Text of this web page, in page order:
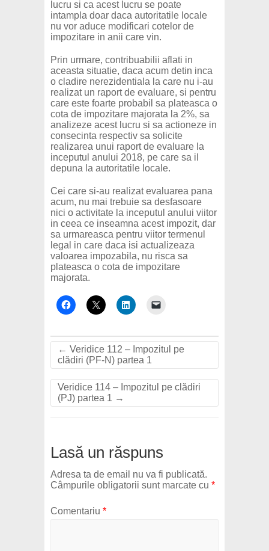
lucru si ca acest lucru se poate
intampla doar daca autoritatile locale
nu vor aduce modificari cotelor de
impozitare in anii care vin.
Prin urmare, contribuabilii aflati in
aceasta situatie, daca acum detin inca
o cladire nerezidentiala la care nu i-au
realizat un raport de evaluare, si pentru
care este foarte probabil sa plateasca o
cota de impozitare majorata la 2%, sa
analizeze acest lucru si sa actioneze in
consecinta respectiv sa solicite
realizarea unui raport de evaluare la
inceputul anului 2018, pe care sa il
depuna la autoritatile locale.
Cei care si-au realizat evaluarea pana
acum, nu mai trebuie sa desfasoare
nici o activitate la inceputul anului viitor
in ceea ce inseamna acest impozit, dar
sa urmareasca pentru viitor termenul
legal in care daca isi actualizeaza
valoarea impozabila, nu risca sa
plateasca o cota de impozitare
majorata.
← Veridice 112 – Impozitul pe
clădiri (PF-N) partea 1
Veridice 114 – Impozitul pe clădiri
(PJ) partea 1 →
Lasă un răspuns
Adresa ta de email nu va fi publicată.
Câmpurile obligatorii sunt marcate cu *
Comentariu *